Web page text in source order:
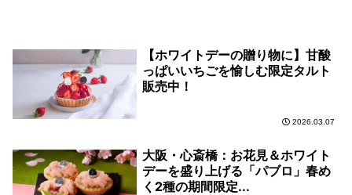
【ホワイトデーの贈り物に】甘酸
っぱいいちごを愉しむ限定タルト
販売中！
2026.03.07
大阪・心斎橋：お花見＆ホワイト
デーを盛り上げる「パブロ」春め
く2種の期間限定...